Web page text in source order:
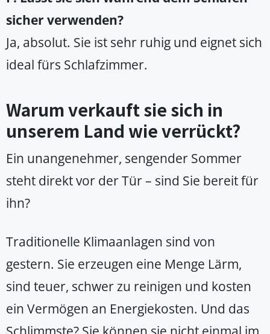
sicher verwenden?
Ja, absolut. Sie ist sehr ruhig und eignet sich
ideal fürs Schlafzimmer.
Warum verkauft sie sich in
unserem Land wie verrückt?
Ein unangenehmer, sengender Sommer
steht direkt vor der Tür – sind Sie bereit für
ihn?
Traditionelle Klimaanlagen sind von
gestern. Sie erzeugen eine Menge Lärm,
sind teuer, schwer zu reinigen und kosten
ein Vermögen an Energiekosten. Und das